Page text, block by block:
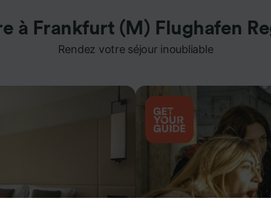
à Frankfurt (M) Flughafen
Rendez votre séjour inoubliable